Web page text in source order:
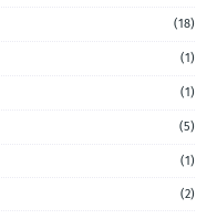
(18)
(1)
(1)
(5)
(1)
(2)